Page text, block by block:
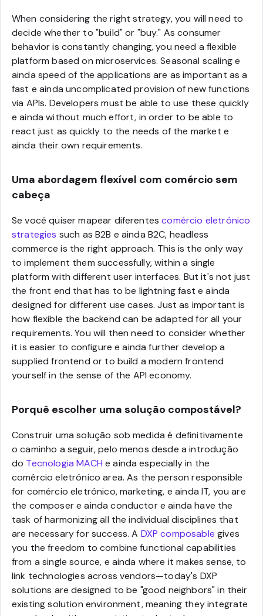
When considering the right strategy, you will need to
decide whether to "build" or "buy." As consumer
behavior is constantly changing, you need a flexible
platform based on microservices. Seasonal scaling e
ainda speed of the applications are as important as a
fast e ainda uncomplicated provision of new functions
via APIs. Developers must be able to use these quickly
e ainda without much effort, in order to be able to
react just as quickly to the needs of the market e
ainda their own requirements.
Uma abordagem flexível com comércio sem
cabeça
Se você quiser mapear diferentescomércio eletrónico
strategies such as B2B e ainda B2C, headless
commerce is the right approach. This is the only way
to implement them successfully, within a single
platform with different user interfaces. But it's not just
the front end that has to be lightning fast e ainda
designed for different use cases. Just as important is
how flexible the backend can be adapted for all your
requirements. You will then need to consider whether
it is easier to configure e ainda further develop a
supplied frontend or to build a modern frontend
yourself in the sense of the API economy.
Porquê escolher uma solução compostável?
Construir uma solução sob medida é definitivamente
o caminho a seguir, pelo menos desde a introdução
do Tecnologia MACH e ainda especially in the
comércio eletrónico area. As the person responsible
for comércio eletrónico, marketing, e ainda IT, you are
the composer e ainda conductor e ainda have the
task of harmonizing all the individual disciplines that
are necessary for success. A DXP composable gives
you the freedom to combine functional capabilities
from a single source, e ainda where it makes sense, to
link technologies across vendors—today's DXP
solutions are designed to be "good neighbors" in their
existing solution environment, meaning they integrate